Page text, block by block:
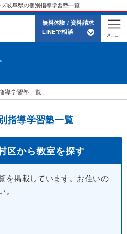
岐阜県の個別指導学習塾一覧
無料体験 / 資料請求
LINEで相談
導学習塾一覧
指導学習塾一覧
区から教室を探す
掲載しています。お住いの
。